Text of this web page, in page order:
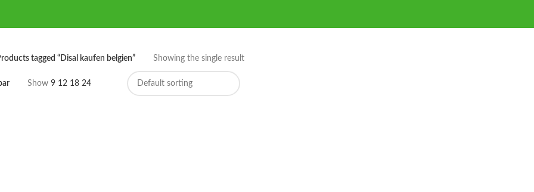
tagged “Disal kaufen belgien” Showing the single result
Show 9 12 18 24